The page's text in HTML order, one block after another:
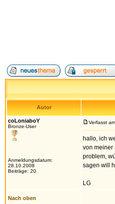
Autor
coLoniaboY
Bronze-User
Anmeldungsdatum:
28.10.2008
Beiträge: 20
Verfasst
hallo, ich
von meiner
problem,
sagen will
LG
Nach oben